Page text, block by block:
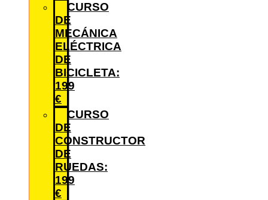
CURSO
DE
MECÁNICA
ELÉCTRICA
DE
BICICLETA:
199
€
CURSO
DE
CONSTRUCTOR
DE
RUEDAS:
199
€